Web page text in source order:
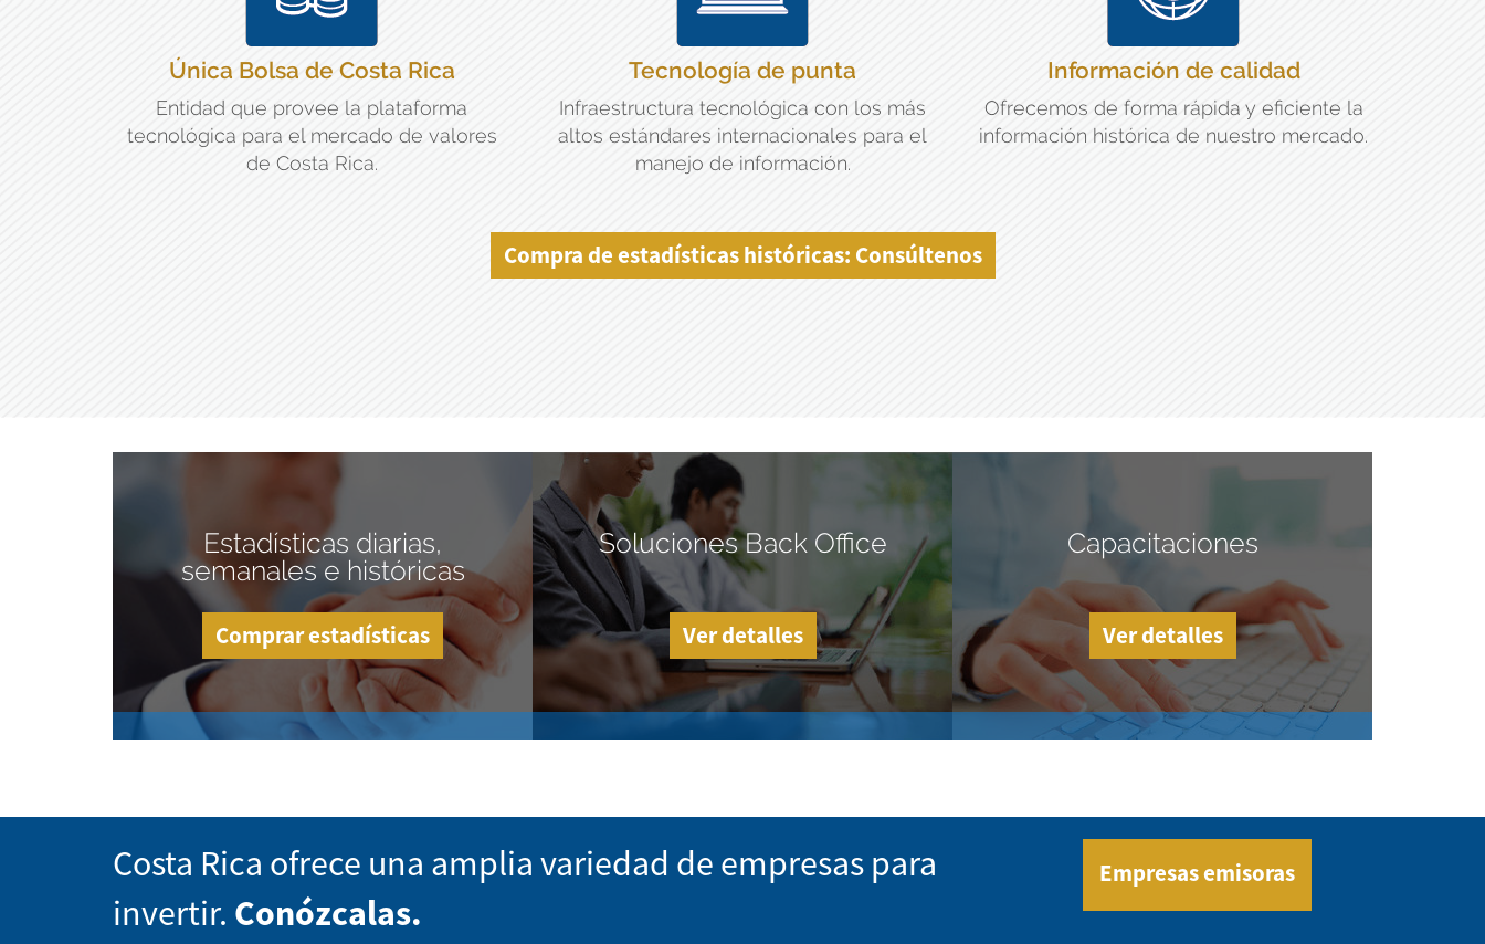
Única Bolsa de Costa Rica
Entidad que provee la plataforma
tecnológica para el mercado de valores
de Costa Rica.
Tecnología de punta
Infraestructura tecnológica con los más
altos estándares internacionales para el
manejo de información.
Información de calidad
Ofrecemos de forma rápida y eficiente la
información histórica de nuestro mercado.
Compra de estadísticas históricas: Consúltenos
Estadísticas diarias,
semanales e históricas
Comprar estadísticas
Soluciones Back Office
Ver detalles
Capacitaciones
Ver detalles
Costa Rica ofrece una amplia variedad de empresas para
invertir. Conózcalas.
Empresas emisoras